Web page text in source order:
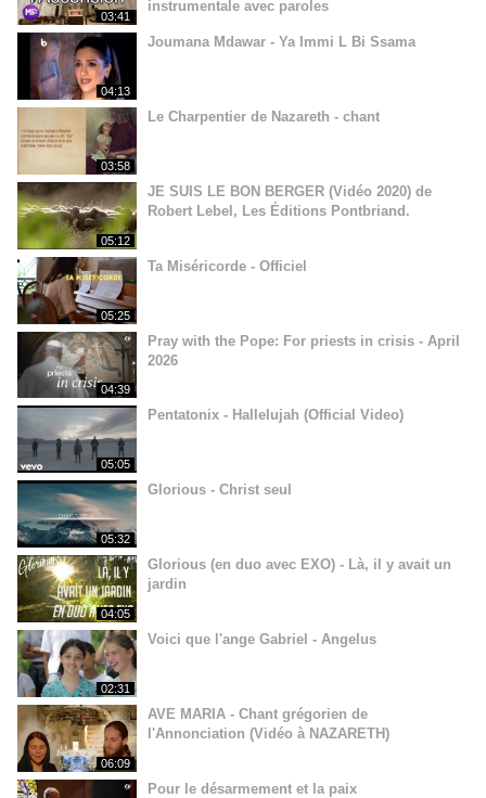
03:41
instrumentale avec paroles
04:13
Joumana Mdawar - Ya Immi L Bi Ssama
03:58
Le Charpentier de Nazareth - chant
05:12
JE SUIS LE BON BERGER (Vidéo 2020) de
Robert Lebel, Les Éditions Pontbriand.
05:25
Ta Miséricorde - Officiel
04:39
Pray with the Pope: For priests in crisis - April
2026
05:05
Pentatonix - Hallelujah (Official Video)
05:32
Glorious - Christ seul
04:05
Glorious (en duo avec EXO) - Là, il y avait un
jardin
02:31
Voici que l'ange Gabriel - Angelus
06:09
AVE MARIA - Chant grégorien de
l'Annonciation (Vidéo à NAZARETH)
Pour le désarmement et la paix